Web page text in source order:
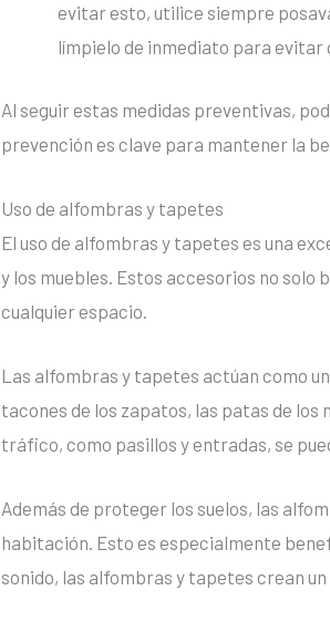
evitar esto, utilice siempre
límpielo de inmediato para evitar
Al seguir estas medidas preventivas,
prevención es clave para mantener la
Uso de alfombras y tapetes
El uso de alfombras y tapetes es una
y los muebles. Estos accesorios no solo
cualquier espacio.
Las alfombras y tapetes actúan como
tacones de los zapatos, las patas de
tráfico, como pasillos y entradas, se
Además de proteger los suelos, las
habitación. Esto es especialmente
sonido, las alfombras y tapetes crean